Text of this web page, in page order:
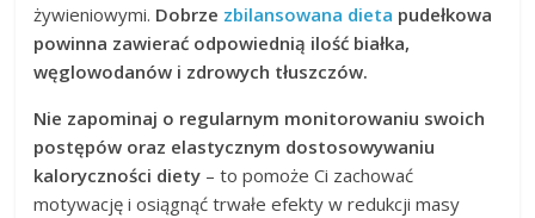
żywieniowymi. Dobrze zbilansowana dieta pudełkowa
powinna zawierać odpowiednią ilość białka,
węglowodanów i zdrowych tłuszczów.
Nie zapominaj o regularnym monitorowaniu swoich
postępów oraz elastycznym dostosowywaniu
kaloryczności diety – to pomoże Ci zachować
motywację i osiągnąć trwałe efekty w redukcji masy